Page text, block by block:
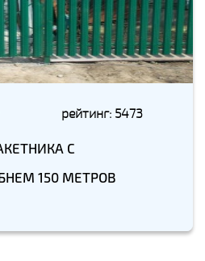
рейтинг: 5473
С
150 МЕТРОВ